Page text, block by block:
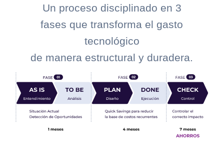
Un proceso disciplinado en 3
fases que transforma el gasto
tecnológico
de manera estructural y duradera.